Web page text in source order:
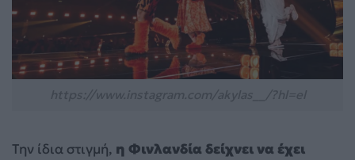
Την ίδια στιγμή, η Φινλανδία δείχνει να έχει